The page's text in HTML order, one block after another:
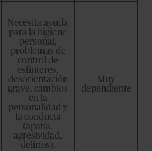
Necesita ayuda
para la higiene
personal,
problemas de
control de
esfínteres,
desorientación
grave, cambios
en la
personalidad y
la conducta
(apatía,
agresividad,
delirios).
Muy
dependiente